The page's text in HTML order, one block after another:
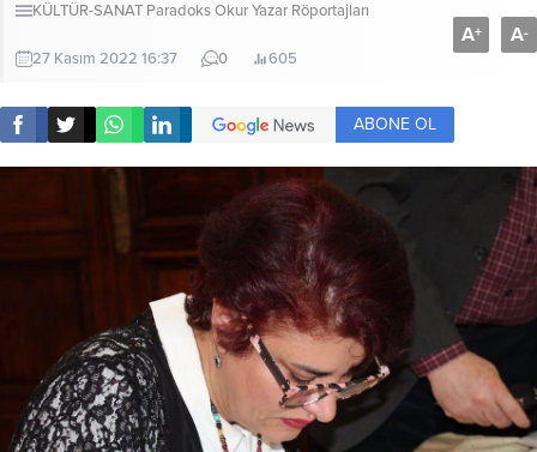
KÜLTÜR-SANAT Paradoks Okur Yazar Röportajları
27 Kasım 2022 16:37 0 605
A+ A-
ABONE OL